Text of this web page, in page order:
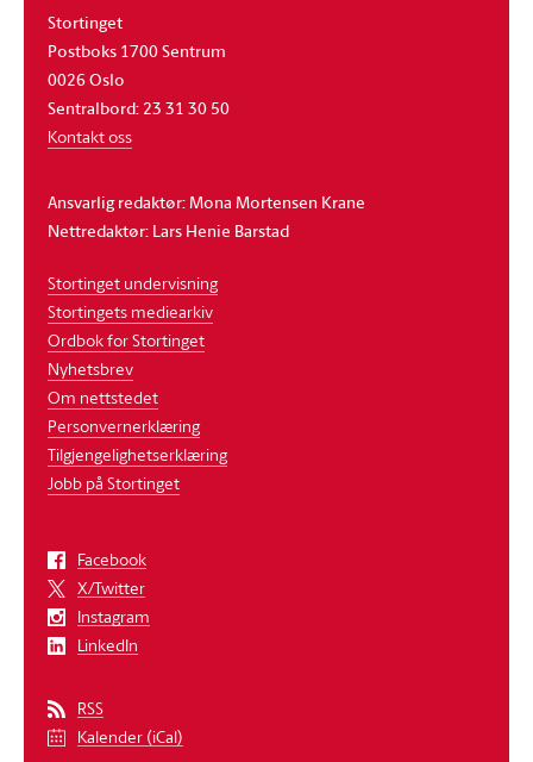
Stortinget
Postboks 1700 Sentrum
0026 Oslo
Sentralbord: 23 31 30 50
Kontakt oss
Ansvarlig redaktør: Mona Mortensen Krane
Nettredaktør: Lars Henie Barstad
Stortinget undervisning
Stortingets mediearkiv
Ordbok for Stortinget
Nyhetsbrev
Om nettstedet
Personvernerklæring
Tilgjengelighetserklæring
Jobb på Stortinget
Facebook
X/Twitter
Instagram
LinkedIn
RSS
Kalender (iCal)